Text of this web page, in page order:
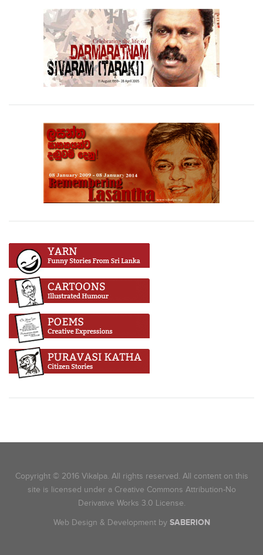
Copyright © 2016 Vikalpa. All rights reserved. All content on this
site is licensed under a Creative Commons Attribution-No
Derivative Works 3.0 License.
Web Design & Development by SABERION